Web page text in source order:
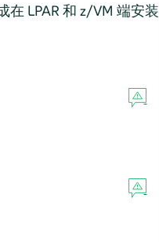
LPAR 和 z/VM 端安装